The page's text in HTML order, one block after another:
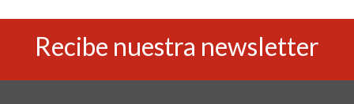
Recibe nuestra newsletter